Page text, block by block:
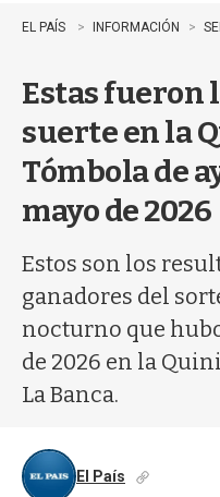
EL PAÍS INFORMACIÓN
Estas fueron
suerte en la
Tómbola de
mayo de 2026
Estos son los
ganadores del
nocturno que
de 2026 en la
La Banca.
El País